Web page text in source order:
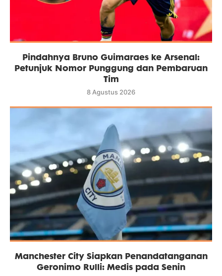
Pindahnya Bruno Guimaraes ke Arsenal:
Petunjuk Nomor Punggung dan Pembaruan
Tim
8 Agustus 2026
Manchester City Siapkan Penandatanganan
Geronimo Rulli: Medis pada Senin